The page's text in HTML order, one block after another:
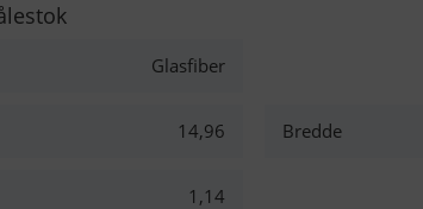
Glasfiber
14,96 Bredde
1,14